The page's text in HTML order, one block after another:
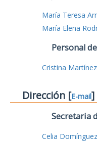
María Teresa
María Elena
Personal
Cristina
Dirección [E-mail]
Secretaria
Celia